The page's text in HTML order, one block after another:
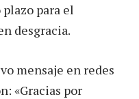
para el
desgracia.
mensaje en redes
«Gracias por